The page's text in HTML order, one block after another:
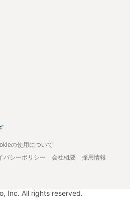
の使用について
バシーポリシー 会社概要
採用情報
Inc. All rights reserved.